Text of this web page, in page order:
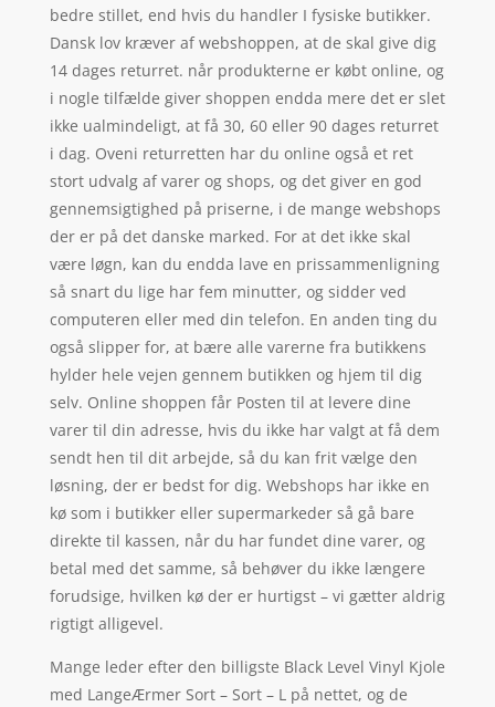
bedre stillet, end hvis du handler I fysiske butikker.
Dansk lov kræver af webshoppen, at de skal give dig
14 dages returret. når produkterne er købt online, og
i nogle tilfælde giver shoppen endda mere det er slet
ikke ualmindeligt, at få 30, 60 eller 90 dages returret
i dag. Oveni returretten har du online også et ret
stort udvalg af varer og shops, og det giver en god
gennemsigtighed på priserne, i de mange webshops
der er på det danske marked. For at det ikke skal
være løgn, kan du endda lave en prissammenligning
så snart du lige har fem minutter, og sidder ved
computeren eller med din telefon. En anden ting du
også slipper for, at bære alle varerne fra butikkens
hylder hele vejen gennem butikken og hjem til dig
selv. Online shoppen får Posten til at levere dine
varer til din adresse, hvis du ikke har valgt at få dem
sendt hen til dit arbejde, så du kan frit vælge den
løsning, der er bedst for dig. Webshops har ikke en
kø som i butikker eller supermarkeder så gå bare
direkte til kassen, når du har fundet dine varer, og
betal med det samme, så behøver du ikke længere
forudsige, hvilken kø der er hurtigst – vi gætter aldrig
rigtigt alligevel.
Mange leder efter den billigste Black Level Vinyl Kjole
med LangeÆrmer Sort – Sort – L på nettet, og de